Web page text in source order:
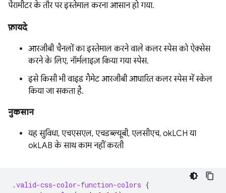
पैरामीटर के तौर पर इस्तेमाल करना आसान हो गया.
फ़ायदे
आरजीबी चैनलों का इस्तेमाल करने वाले कलर स्पेस को ऐक्सेस
करने के लिए, नॉर्मलाइज़ किया गया स्पेस.
इसे किसी भी वाइड गैमेट आरजीबी आधारित कलर स्पेस में स्केल
किया जा सकता है.
नुकसान
यह सुविधा, एचएसएल, एचडब्ल्यूबी, एलसीएच, okLCH या
okLAB के साथ काम नहीं करती
.valid-css-color-function-colors {